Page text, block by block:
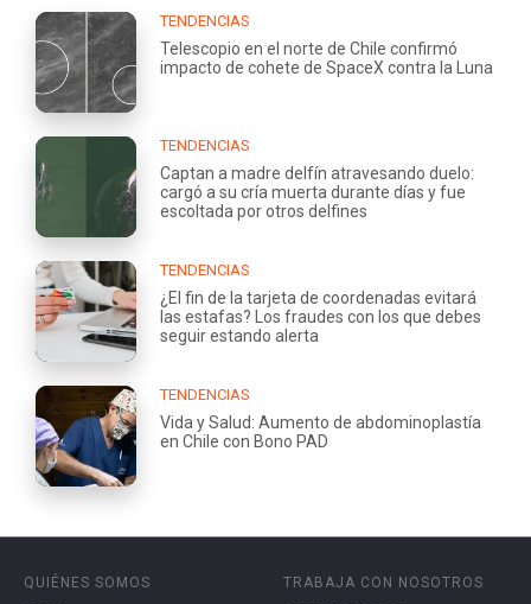
TENDENCIAS
Telescopio en el norte de Chile confirmó
impacto de cohete de SpaceX contra la Luna
TENDENCIAS
Captan a madre delfín atravesando duelo:
cargó a su cría muerta durante días y fue
escoltada por otros delfines
TENDENCIAS
¿El fin de la tarjeta de coordenadas evitará
las estafas? Los fraudes con los que debes
seguir estando alerta
TENDENCIAS
Vida y Salud: Aumento de abdominoplastía
en Chile con Bono PAD
QUIÉNES SOMOS
TRABAJA CON NOSOTROS